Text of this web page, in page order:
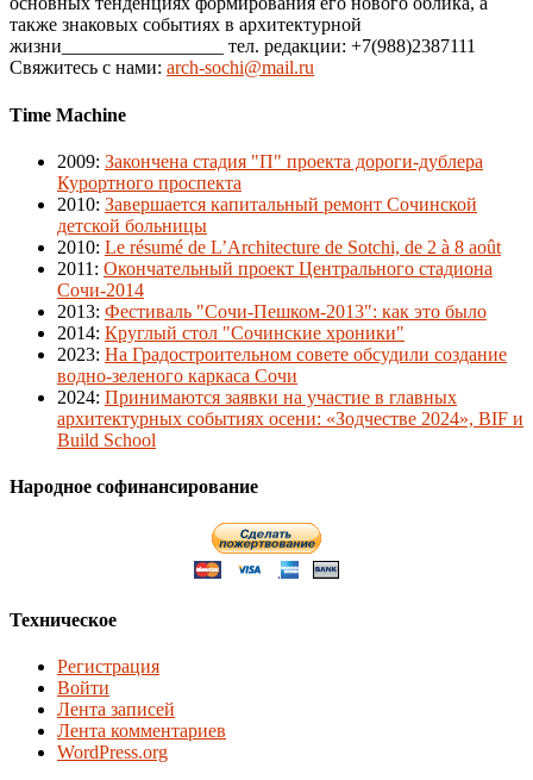
также знаковых событиях в архитектурной
жизни_________________ тел. редакции: +7(988)2387111
Свяжитесь с нами: arch-sochi@mail.ru
Time Machine
2009: Закончена стадия "П" проекта дороги-дублера
Курортного проспекта
2010: Завершается капитальный ремонт Сочинской
детской больницы
2010: Le résumé de L’Architecture de Sotchi, de 2 à 8 août
2011 : Окончательный проект Центрального стадиона
Сочи-2014
2013: Фестиваль "Сочи-Пешком-2013": как это было
2014: Круглый стол "Сочинские хроники"
2023: На Градостроительном совете обсудили создание
водно-зеленого каркаса Сочи
2024: Принимаются заявки на участие в главных
архитектурных событиях осени: «Зодчестве 2024», BIF и
Build School
Народное софинансирование
Техническое
Регистрация
Войти
Лента записей
Лента комментариев
WordPress.org